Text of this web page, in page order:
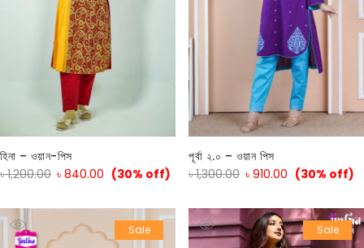
হিনা – ওয়ান-পিস
৳1,200.00 ৳ 840.00 (30% off)
পূর্বা ২.০ – ওয়ান পিস
৳1,300.00 ৳ 910.00 (30% off)
Sale Sale